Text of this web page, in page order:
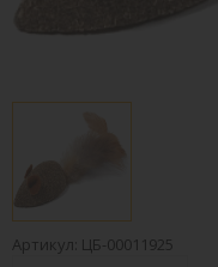
Артикул: ЦБ-00011925